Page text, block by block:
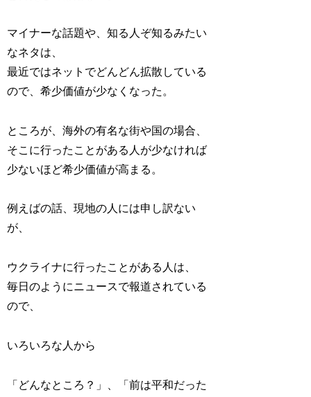
マイナーな話題や、知る人ぞ知るみたい
なネタは、
最近ではネットでどんどん拡散している
ので、希少価値が少なくなった。
ところが、海外の有名な街や国の場合、
そこに行ったことがある人が少なければ
少ないほど希少価値が高まる。
例えばの話、現地の人には申し訳ない
が、
ウクライナに行ったことがある人は、
毎日のようにニュースで報道されている
ので、
いろいろな人から
「どんなところ？」、「前は平和だった